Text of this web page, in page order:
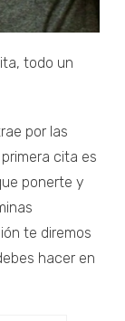
todo un
por las
cita es
ponerte y
te diremos
hacer en